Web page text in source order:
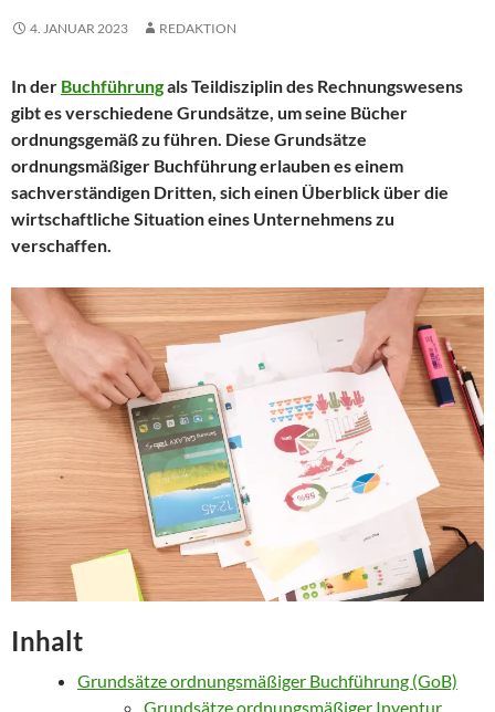
4. JANUAR 2023 REDAKTION
In der Buchführungals Teildisziplin des Rechnungswesens
gibt es verschiedene Grundsätze, um seine Bücher
ordnungsgemäß zu führen. Diese Grundsätze
ordnungsmäßiger Buchführung erlauben es einem
sachverständigen Dritten, sich einen Überblick über die
wirtschaftliche Situation eines Unternehmens zu
verschaffen.
Inhalt
Grundsätze ordnungsmäßiger Buchführung (GoB)
Grundsätze ordnungsmäßiger Inventur